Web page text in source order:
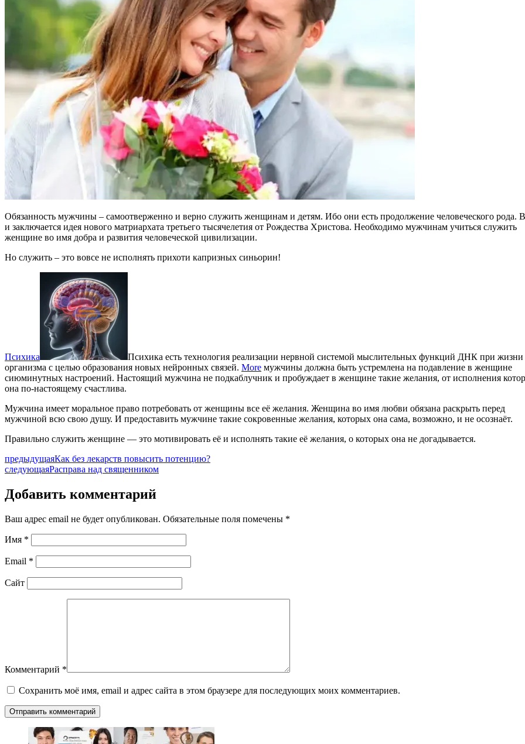
Обязанность мужчины – самоотверженно и верно служить женщинам и детям. Ибо они есть продолжение человеческого рода.
и заключается идея нового матриархата третьего тысячелетия от Рождества Христова. Необходимо мужчинам учиться служить
женщине во имя добра и развития человеческой цивилизации.
Но служить – это вовсе не исполнять прихоти капризных синьорин!
Психика
Психика есть технология реализации нервной системой мыслительных функций ДНК при жизни
организма с целью образования новых нейронных связей. More мужчины должна быть устремлена на подавление в женщине
сиюминутных настроений. Настоящий мужчина не подкаблучник и пробуждает в женщине такие желания, от исполнения
она по-настоящему счастлива.
Мужчина имеет моральное право потребовать от женщины все её желания. Женщина во имя любви обязана раскрыть перед
мужчиной всю свою душу. И предоставить мужчине такие сокровенные желания, которых она сама, возможно, и не осознаёт.
Правильно служить женщине — это мотивировать её и исполнять такие её желания, о которых она не догадывается.
предыдущаяКак без лекарств повысить потенцию?
следующаяРасправа над священником
Добавить комментарий
Ваш адрес email не будет опубликован. Обязательные поля помечены *
Имя *
Email *
Сайт
Комментарий *
Сохранить моё имя, email и адрес сайта в этом браузере для последующих моих комментариев.